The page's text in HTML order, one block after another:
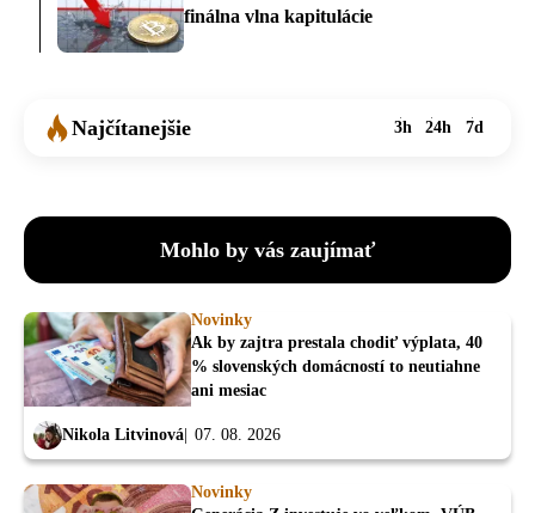
finálna vlna kapitulácie
Najčítanejšie 3h 24h 7d
Mohlo by vás zaujímať
Novinky
Ak by zajtra prestala chodiť výplata, 40
% slovenských domácností to neutiahne
ani mesiac
Nikola Litvinová 07. 08. 2026
Novinky